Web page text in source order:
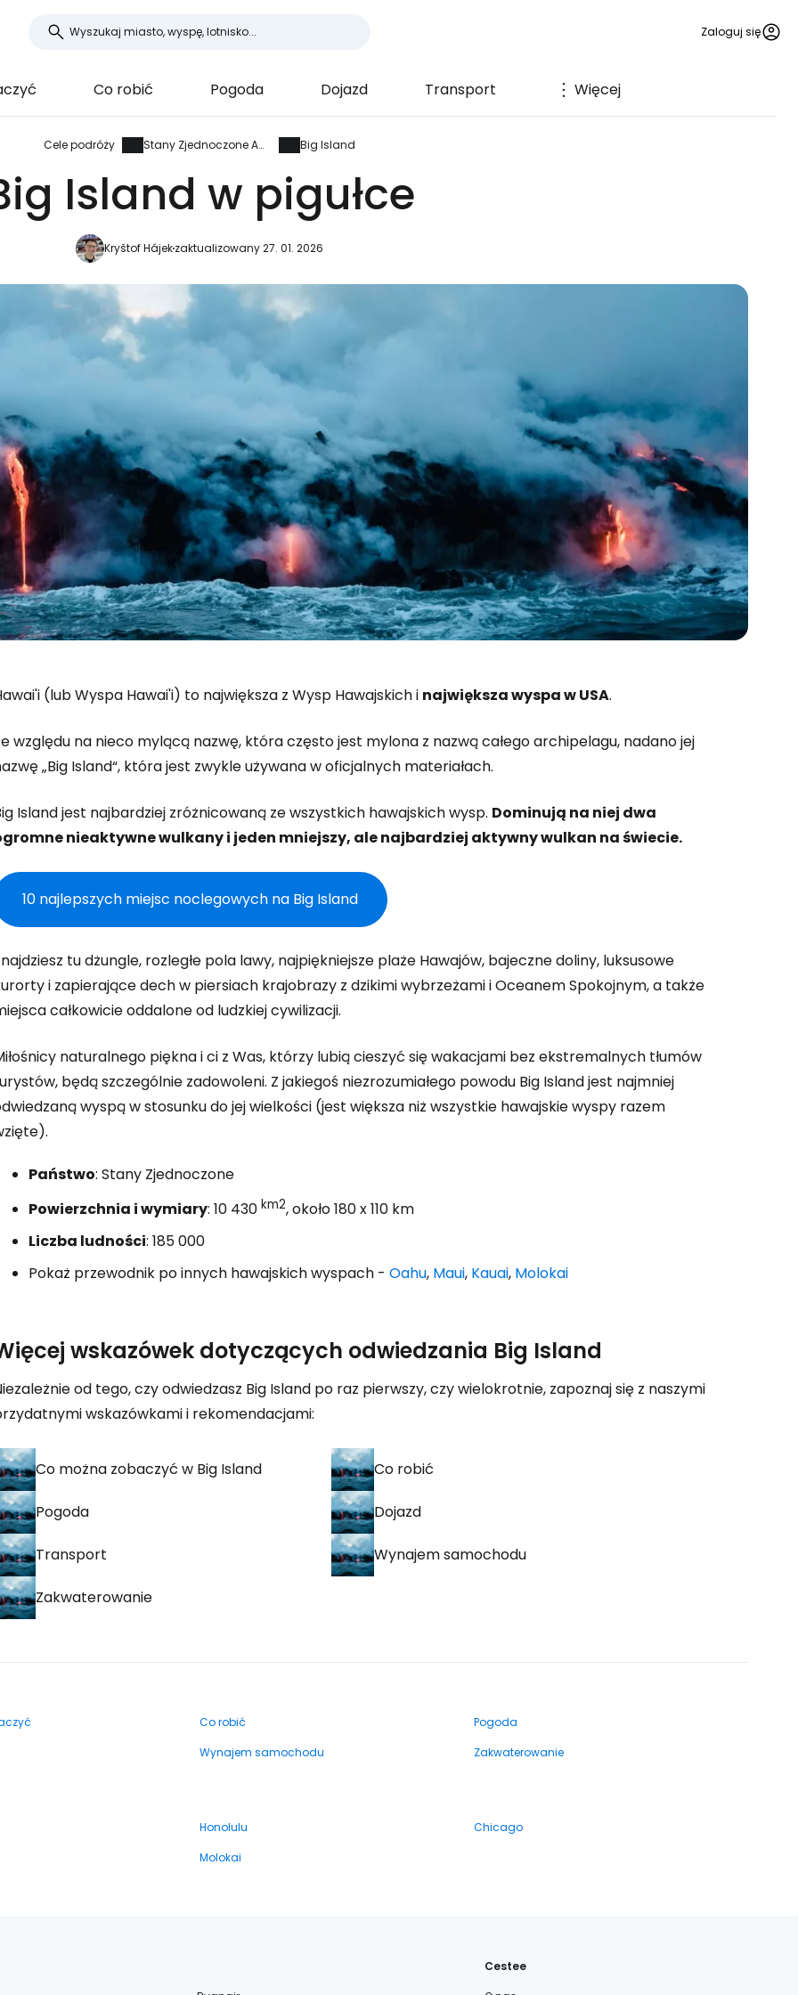
Zaloguj się
Co robić Pogoda Dojazd Transport Więcej
Cele podróży Stany Zjednoczone Ameryki Big Island
Island w pigułce
Kryštof Hájekzaktualizowany 27. 01. 2026
(lub Wyspa Hawai'i) to największa z Wysp Hawajskich i największa wyspa w USA.
względu na nieco mylącą nazwę, która często jest mylona z nazwą całego archipelagu, nadano jej
„Big Island“, która jest zwykle używana w oficjalnych materiałach.
Island jest najbardziej zróżnicowaną ze wszystkich hawajskich wysp. Dominują na niej dwa
nieaktywne wulkany i jeden mniejszy, ale najbardziej aktywny wulkan na świecie.
10 najlepszych miejsc noclegowych na Big Island
tu dżungle, rozległe pola lawy, najpiękniejsze plaże Hawajów, bajeczne doliny, luksusowe
i zapierające dech w piersiach krajobrazy z dzikimi wybrzeżami i Oceanem Spokojnym, a także
całkowicie oddalone od ludzkiej cywilizacji.
naturalnego piękna i ci z Was, którzy lubią cieszyć się wakacjami bez ekstremalnych tłumów
będą szczególnie zadowoleni. Z jakiegoś niezrozumiałego powodu Big Island jest najmniej
wyspą w stosunku do jej wielkości (jest większa niż wszystkie hawajskie wyspy razem
Państwo: Stany Zjednoczone
Powierzchnia i wymiary: 10 430 km2, około 180 x 110 km
Liczba ludności: 185 000
Pokaż przewodnik po innych hawajskich wyspach - Oahu, Maui, Kauai, Molokai
wskazówek dotyczących odwiedzania Big Island
od tego, czy odwiedzasz Big Island po raz pierwszy, czy wielokrotnie, zapoznaj się z naszymi
wskazówkami i rekomendacjami:
Co można zobaczyć w Big Island Co robić
Pogoda Dojazd
Transport Wynajem samochodu
Zakwaterowanie
Co robić
Pogoda
Wynajem samochodu
Zakwaterowanie
Honolulu
Chicago
Molokai
Cestee
Zaloguj się do Cestee
... światowej społeczności podróżniczej
Kontynuuj z e-mailem